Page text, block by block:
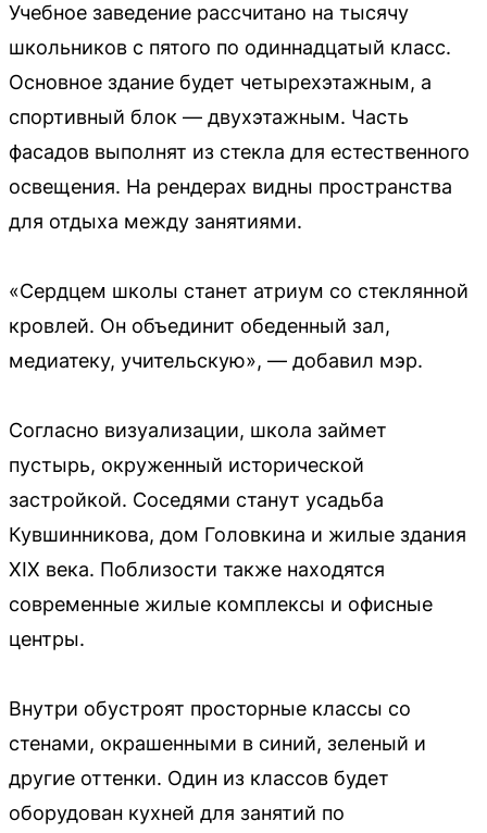
Учебное заведение рассчитано на тысячу
школьников с пятого по одиннадцатый класс.
Основное здание будет четырехэтажным, а
спортивный блок — двухэтажным. Часть
фасадов выполнят из стекла для естественного
освещения. На рендерах видны пространства
для отдыха между занятиями.
«Сердцем школы станет атриум со стеклянной
кровлей. Он объединит обеденный зал,
медиатеку, учительскую», — добавил мэр.
Согласно визуализации, школа займет
пустырь, окруженный исторической
застройкой. Соседями станут усадьба
Кувшинникова, дом Головкина и жилые здания
XIX века. Поблизости также находятся
современные жилые комплексы и офисные
центры.
Внутри обустроят просторные классы со
стенами, окрашенными в синий, зеленый и
другие оттенки. Один из классов будет
оборудован кухней для занятий по